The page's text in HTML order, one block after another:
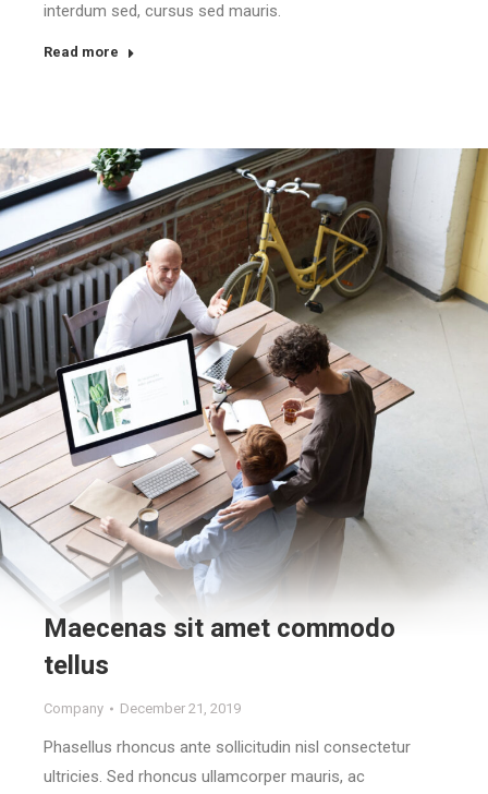
interdum sed, cursus sed mauris.
Read more
Maecenas sit amet commodo
tellus
Company December 21, 2019
Phasellus rhoncus ante sollicitudin nisl consectetur
ultricies. Sed rhoncus ullamcorper mauris, ac